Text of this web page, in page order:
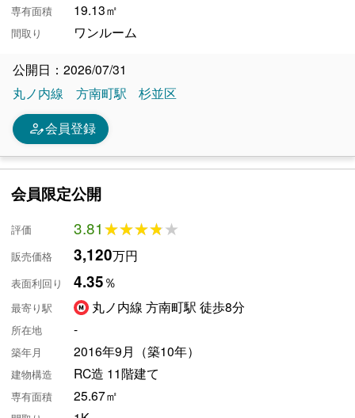
専有面積 19.13㎡
間取り ワンルーム
公開日：2026/07/31
丸ノ内線
方南町駅 杉並区
person_edit会員登録
会員限定公開
評価 3.81★★★★★
★★★★★
販売価格 3,120万円
表面利回り 4.35％
最寄り駅 丸ノ内線 方南町駅 徒歩8分
所在地 -
築年月 2016年9月（築10年）
建物構造 RC造 11階建て
専有面積 25.67㎡